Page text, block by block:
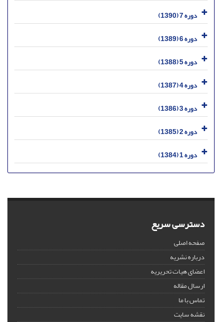
دوره 7 (1390)
دوره 6 (1389)
دوره 5 (1388)
دوره 4 (1387)
دوره 3 (1386)
دوره 2 (1385)
دوره 1 (1384)
دسترسی سریع
صفحه اصلی
درباره نشریه
اعضای هیات تحریریه
ارسال مقاله
تماس با ما
نقشه سایت